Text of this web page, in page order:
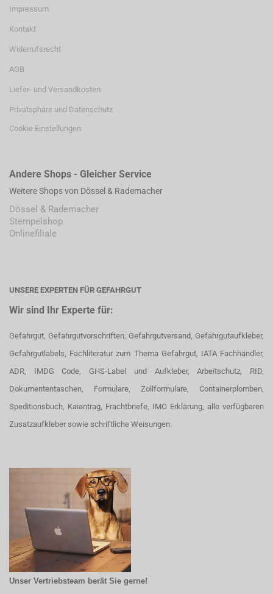
Impressum
Kontakt
Widerrufsrecht
AGB
Liefer- und Versandkosten
Privatsphäre und Datenschutz
Cookie Einstellungen
Andere Shops - Gleicher Service
Weitere Shops von Dössel & Rademacher
Dössel & Rademacher
Stempelshop
Onlinefiliale
UNSERE EXPERTEN FÜR GEFAHRGUT
Wir sind Ihr Experte für:
Gefahrgut, Gefahrgutvorschriften, Gefahrgutversand, Gefahrgutaufkleber,
Gefahrgutlabels, Fachliteratur zum Thema Gefahrgut, IATA Fachhändler,
ADR, IMDG Code, GHS-Label und Aufkleber, Arbeitschutz, RID,
Dokumententaschen, Formulare, Zollformulare, Containerplomben,
Speditionsbuch, Kaiantrag, Frachtbriefe, IMO Erklärung, alle verfügbaren
Zusatzaufkleber sowie schriftliche Weisungen.
Unser Vertriebsteam berät Sie gerne!